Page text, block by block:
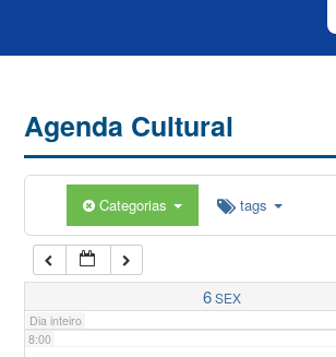
Agenda Cultural
Categorias tags
6SEX
Dia inteiro
5:00
7:00
8:00